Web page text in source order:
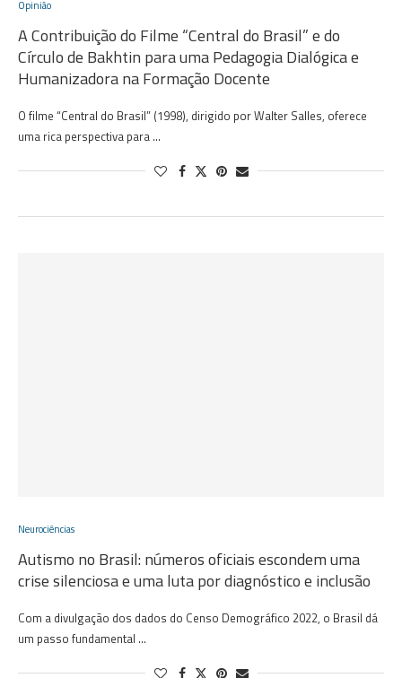
Opinião
A Contribuição do Filme “Central do Brasil” e do
Círculo de Bakhtin para uma Pedagogia Dialógica e
Humanizadora na Formação Docente
O filme “Central do Brasil” (1998), dirigido por Walter Salles, oferece
uma rica perspectiva para …
Neurociências
Autismo no Brasil: números oficiais escondem uma
crise silenciosa e uma luta por diagnóstico e inclusão
Com a divulgação dos dados do Censo Demográfico 2022, o Brasil dá
um passo fundamental …